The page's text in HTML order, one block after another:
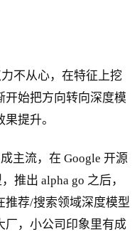
不从心，在特征上挖
开始把方向转向深度模
提升。
主流，在 Google 开源
推出 alpha go 之后，
推荐/搜索领域深度模型
厂，小公司印象里有成